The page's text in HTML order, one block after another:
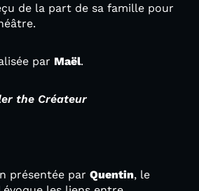
de la part de sa famille pour
par Maël.
the Créateur
présentée par Quentin, le